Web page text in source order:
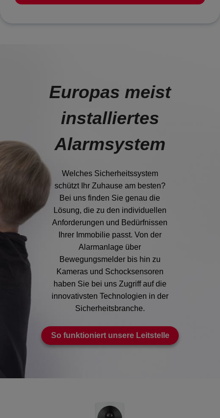
Europas meist
installiertes
Alarmsystem
Welches Sicherheitssystem
schützt Ihr Zuhause am besten?
Bei uns finden Sie genau die
Lösung, die zu den individuellen
Anforderungen und Bedürfnissen
Ihrer Immobilie passt. Von der
Alarmanlage über
Bewegungsmelder bis hin zu
Kameras und Schocksensoren
haben Sie bei uns Zugriff auf die
innovativsten Technologien in der
Sicherheitsbranche.
So funktioniert unsere Leitstelle